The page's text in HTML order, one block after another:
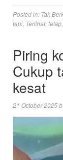
Posted in: Tak
tapi Terlihat, tetap
Piring
Cukup
kesat
21 October 2025